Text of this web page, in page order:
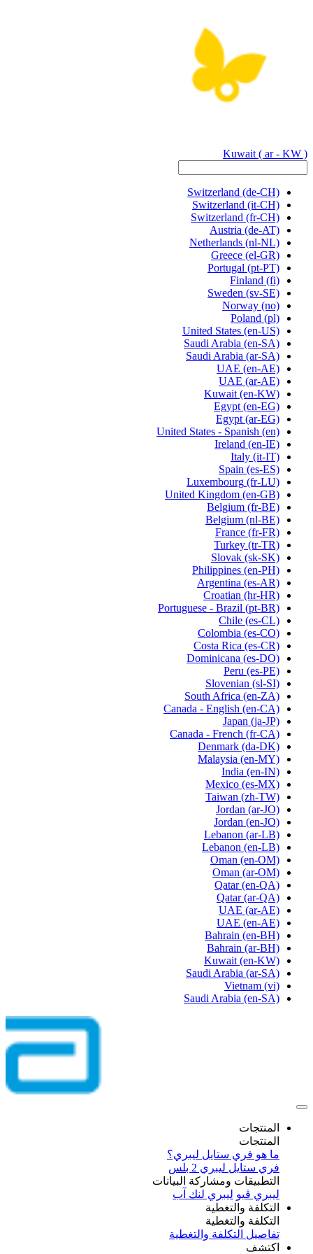
Kuwait ( ar - KW )
Switzerland (de-CH)
Switzerland (it-CH)
Switzerland (fr-CH)
Austria (de-AT)
Netherlands (nl-NL)
Greece (el-GR)
Portugal (pt-PT)
Finland (fi)
Sweden (sv-SE)
Norway (no)
Poland (pl)
United States (en-US)
Saudi Arabia (en-SA)
Saudi Arabia (ar-SA)
UAE (en-AE)
UAE (ar-AE)
Kuwait (en-KW)
Egypt (en-EG)
Egypt (ar-EG)
United States - Spanish (en)
Ireland (en-IE)
Italy (it-IT)
Spain (es-ES)
Luxembourg (fr-LU)
United Kingdom (en-GB)
Belgium (fr-BE)
Belgium (nl-BE)
France (fr-FR)
Turkey (tr-TR)
Slovak (sk-SK)
Philippines (en-PH)
Argentina (es-AR)
Croatian (hr-HR)
Portuguese - Brazil (pt-BR)
Chile (es-CL)
Colombia (es-CO)
Costa Rica (es-CR)
Dominicana (es-DO)
Peru (es-PE)
Slovenian (sl-SI)
South Africa (en-ZA)
Canada - English (en-CA)
Japan (ja-JP)
Canada - French (fr-CA)
Denmark (da-DK)
Malaysia (en-MY)
India (en-IN)
Mexico (es-MX)
Taiwan (zh-TW)
Jordan (ar-JO)
Jordan (en-JO)
Lebanon (ar-LB)
Lebanon (en-LB)
Oman (en-OM)
Oman (ar-OM)
Qatar (en-QA)
Qatar (ar-QA)
UAE (ar-AE)
UAE (en-AE)
Bahrain (en-BH)
Bahrain (ar-BH)
Kuwait (en-KW)
Saudi Arabia (ar-SA)
Vietnam (vi)
Saudi Arabia (en-SA)
المنتجات
المنتجات
ما هو فري ستايل ليبري؟
فري ستايل ليبري 2 بلس​
التطبيقات ومشاركة البيانات
ليبري ڤيو ليبري لنك آب
التكلفة والتغطية
التكلفة والتغطية
تفاصيل التكلفة والتغطية
اكتشف​